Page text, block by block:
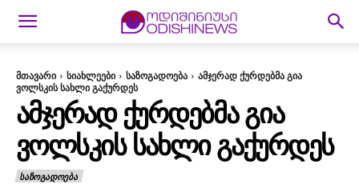
მთავარი სიახლეები საზოგადოება
ამჯერად ქურდებმა გია
ვოლსკის სახლი გაქურდეს
ᲐᲛᲯᲔᲠᲐᲓ ᲥᲣᲠᲓᲔᲑᲛᲐ ᲒᲘᲐ
ᲕᲝᲚᲡᲙᲘᲡ ᲡᲐᲮᲚᲘ ᲒᲐᲥᲣᲠᲓᲔᲡ
ᲡᲐᲖᲝᲒᲐᲓᲝᲔᲑᲐ